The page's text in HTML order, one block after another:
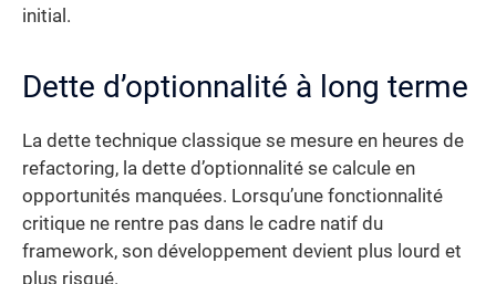
initial.
Dette d’optionnalité à long terme
La dette technique classique se mesure en heures de
refactoring, la dette d’optionnalité se calcule en
opportunités manquées. Lorsqu’une fonctionnalité
critique ne rentre pas dans le cadre natif du
framework, son développement devient plus lourd et
plus risqué.